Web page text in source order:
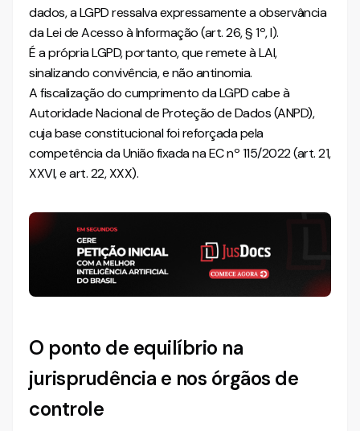
dados, a LGPD ressalva expressamente a observância
da Lei de Acesso à Informação (art. 26, § 1º, I).
É a própria LGPD, portanto, que remete à LAI,
sinalizando convivência, e não antinomia.
A fiscalização do cumprimento da LGPD cabe à
Autoridade Nacional de Proteção de Dados (ANPD),
cuja base constitucional foi reforçada pela
competência da União fixada na EC nº 115/2022 (art. 21,
XXVI, e art. 22, XXX).
O ponto de equilíbrio na
jurisprudência e nos órgãos de
controle